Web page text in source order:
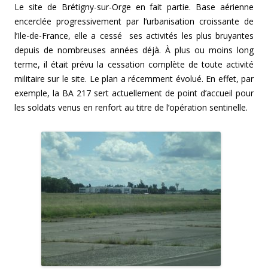
Le site de Brétigny-sur-Orge en fait partie. Base aérienne
encerclée progressivement par l’urbanisation croissante de
l’Ile-de-France, elle a cessé ses activités les plus bruyantes
depuis de nombreuses années déjà. À plus ou moins long
terme, il était prévu la cessation complète de toute activité
militaire sur le site. Le plan a récemment évolué. En effet, par
exemple, la BA 217 sert actuellement de point d’accueil pour
les soldats venus en renfort au titre de l’opération sentinelle.